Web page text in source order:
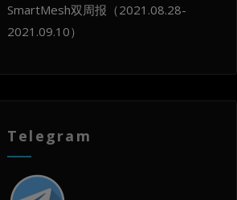
SmartMesh双周报（2021.08.28-
2021.09.10）
Telegram